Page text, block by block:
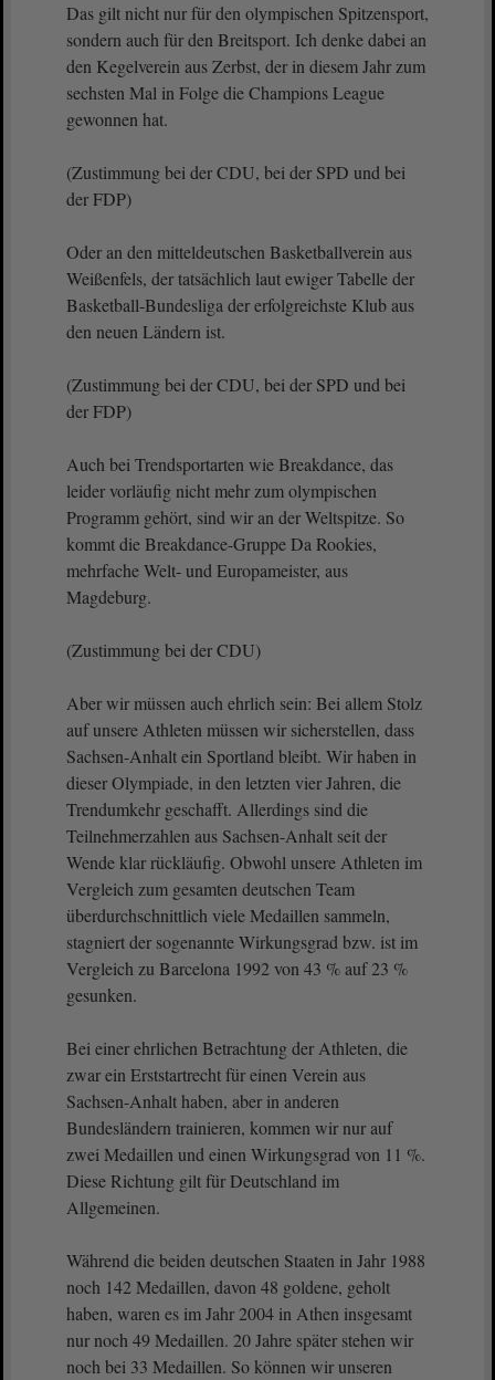
Das gilt nicht nur für den olympischen Spitzensport,
sondern auch für den Breitsport. Ich denke dabei an
den Kegelverein aus Zerbst, der in diesem Jahr zum
sechsten Mal in Folge die Champions League
gewonnen hat.
(Zustimmung bei der CDU, bei der SPD und bei
der FDP)
Oder an den mitteldeutschen Basketballverein aus
Weißenfels, der tatsächlich laut ewiger Tabelle der
Basketball-Bundesliga der erfolgreichste Klub aus
den neuen Ländern ist.
(Zustimmung bei der CDU, bei der SPD und bei
der FDP)
Auch bei Trendsportarten wie Breakdance, das
leider vorläufig nicht mehr zum olympischen
Programm gehört, sind wir an der Weltspitze. So
kommt die Breakdance-Gruppe Da Rookies,
mehrfache Welt- und Europameister, aus
Magdeburg.
(Zustimmung bei der CDU)
Aber wir müssen auch ehrlich sein: Bei allem Stolz
auf unsere Athleten müssen wir sicherstellen, dass
Sachsen-Anhalt ein Sportland bleibt. Wir haben in
dieser Olympiade, in den letzten vier Jahren, die
Trendumkehr geschafft. Allerdings sind die
Teilnehmerzahlen aus Sachsen-Anhalt seit der
Wende klar rückläufig. Obwohl unsere Athleten im
Vergleich zum gesamten deutschen Team
überdurchschnittlich viele Medaillen sammeln,
stagniert der sogenannte Wirkungsgrad bzw. ist im
Vergleich zu Barcelona 1992 von 43 % auf 23 %
gesunken.
Bei einer ehrlichen Betrachtung der Athleten, die
zwar ein Erststartrecht für einen Verein aus
Sachsen-Anhalt haben, aber in anderen
Bundesländern trainieren, kommen wir nur auf
zwei Medaillen und einen Wirkungsgrad von 11 %.
Diese Richtung gilt für Deutschland im
Allgemeinen.
Während die beiden deutschen Staaten in Jahr 1988
noch 142 Medaillen, davon 48 goldene, geholt
haben, waren es im Jahr 2004 in Athen insgesamt
nur noch 49 Medaillen. 20 Jahre später stehen wir
noch bei 33 Medaillen. So können wir unseren